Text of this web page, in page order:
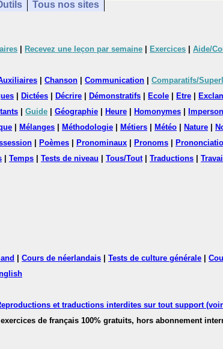
Tous nos sites
Recevez une leçon par semaine Exercices Aide/
Chanson Communication Comparatifs/
Dictées Décrire Démonstratifs Ecole Etre
Guide Géographie Heure Homonymes
Mélanges Méthodologie Métiers Météo Nature
Poèmes Pronominaux Pronoms
Temps Tests de niveau Tous/Tout| Traductions Travail
Cours de néerlandais Tests de culture générale
et traductions interdites sur tout support
exercices de français 100% gratuits, hors abonnement